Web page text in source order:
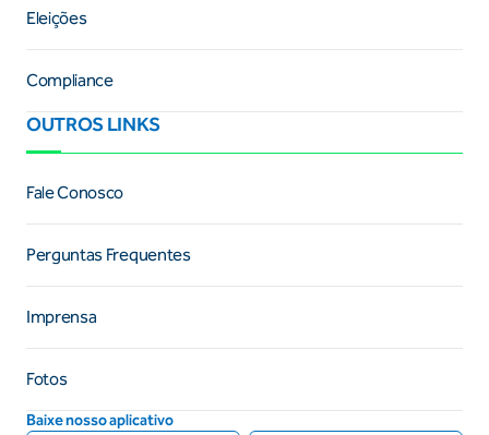
Eleições
Compliance
OUTROS LINKS
Fale Conosco
Perguntas Frequentes
Imprensa
Fotos
Baixe nosso aplicativo